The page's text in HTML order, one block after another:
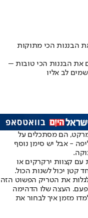
הבננות הכי מתוקות
את הבננות הכי טובות –
לב אליו
הם מסתכלים על
- אבל יש סימן נוסף
עם קצוות ירקרקים או
קטן יכול לשנות הכול.
הודה שלקח לו 45 שנה לגלות את הטריק הפשוט הזה
פעם. העצה שלו הדהימה
מזמן איך לבחור את